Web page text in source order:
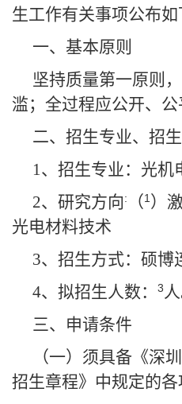
生工作有关事项公布如
一、基本原则
坚持质量第一原则
滥；全过程应公开、公
二、招生专业、招
1、招生专业：光机
2、研究方向: （1 ）
光电材料技术
3、招生方式：硕博
4、拟招生人数： 3人
三、申请条件
（一）须具备《深
招生章程》中规定的各